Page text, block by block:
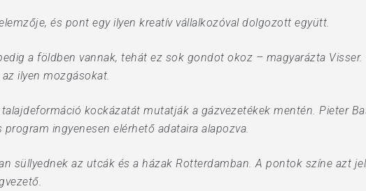
és pont egy ilyen kreatív vállalkozóval dolgozott együtt.
a földben vannak, tehát ez sok gondot okoz – magyarázta Visser.
ilyen mozgásokat.
kockázatát mutatják a gázvezetékek mentén. Pieter
ingyenesen elérhető adataira alapozva.
süllyednek az utcák és a házak Rotterdamban. A pontok színe azt